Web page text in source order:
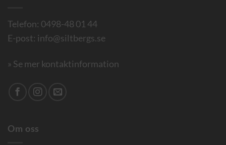
Telefon: 0498-48 01 44
E-post: info@siltbergs.se
» Se mer kontaktinformation
Om oss